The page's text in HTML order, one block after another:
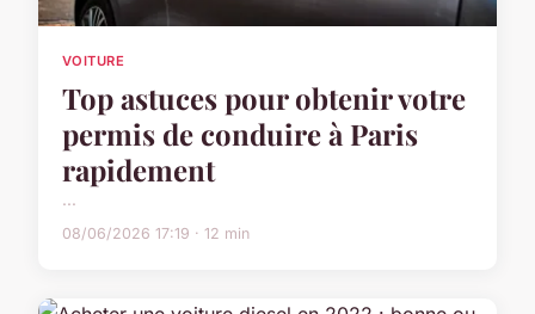
VOITURE
Top astuces pour obtenir votre
permis de conduire à Paris
rapidement
...
08/06/2026 17:19 · 12 min